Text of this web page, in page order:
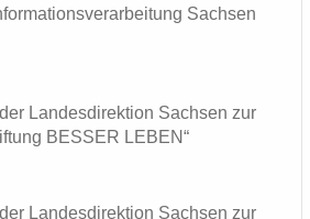
Sach­sen
Lan­des­di­rek­ti­on Sach­sen zur
BES­SER LEBEN“
Lan­des­di­rek­ti­on Sach­sen zur